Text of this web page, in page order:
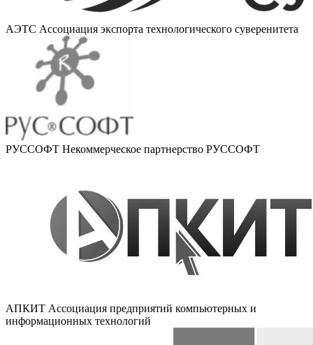
АЭТС Ассоциация экспорта технологического суверенитета
РУССОФТ Некоммерческое партнерство РУССОФТ
АПКИТ Ассоциация предприятий компьютерных и
информационных технологий